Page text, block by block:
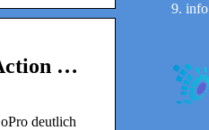
…
deutlich
info